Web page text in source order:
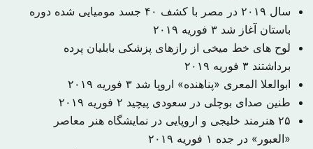
سال ۲۰۱۹ در مصر با کشف ۴۰ جسد مومیایی شده دوره
باستان آغاز شد ۳ فوریه ۲۰۱۹
لوح های خط میخی از رازهای پزشکی بابلیان پرده
برداشتند ۳ فوریه ۲۰۱۹
ابوالعلا المعری «پناهنده» اروپا شد ۳ فوریه ۲۰۱۹
طنین صدای بوچلی در سعودی پیچید ۲ فوریه ۲۰۱۹
۲۵ هنرمند خلیجی و اروپایی در نمایشگاه هنر معاصر
«العبور» در جده ۱ فوریه ۲۰۱۹